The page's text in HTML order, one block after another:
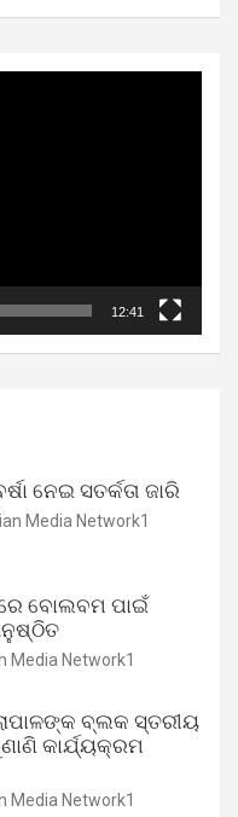
12:41
ନେଇ ସତର୍କତା ଜାରି
Media Network1
ବୋଲବମ ପାଇଁ
Media Network1
ବ୍ଲକ ସ୍ତରୀୟ
କାର୍ଯ୍ୟକ୍ରମ
Media Network1